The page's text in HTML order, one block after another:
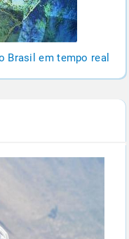
Brasil em tempo real